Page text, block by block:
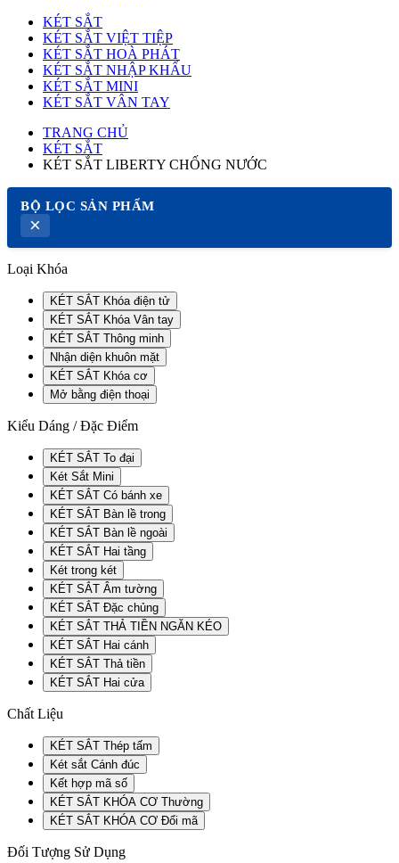
KÉT SẮT
KÉT SẮT VIỆT TIỆP
KÉT SẮT HOÀ PHÁT
KÉT SẮT NHẬP KHẨU
KÉT SẮT MINI
KÉT SẮT VÂN TAY
TRANG CHỦ
KÉT SẮT
KÉT SẮT LIBERTY CHỐNG NƯỚC
BỘ LỌC SẢN PHẨM
×
Loại Khóa
KÉT SẮT Khóa điện tử
KÉT SẮT Khóa Vân tay
KÉT SẮT Thông minh
Nhận diện khuôn mặt
KÉT SẮT Khóa cơ
Mở bằng điện thoại
Kiểu Dáng / Đặc Điểm
KÉT SẮT To đại
Két Sắt Mini
KÉT SẮT Có bánh xe
KÉT SẮT Bàn lề trong
KÉT SẮT Bàn lề ngoài
KÉT SẮT Hai tầng
Két trong két
KÉT SẮT Âm tường
KÉT SẮT Đặc chủng
KÉT SẮT THẢ TIỀN NGĂN KÉO
KÉT SẮT Hai cánh
KÉT SẮT Thả tiền
KÉT SẮT Hai cửa
Chất Liệu
KÉT SẮT Thép tấm
Két sắt Cánh đúc
Kết hợp mã số
KÉT SẮT KHÓA CƠ Thường
KÉT SẮT KHÓA CƠ Đổi mã
Đối Tượng Sử Dụng